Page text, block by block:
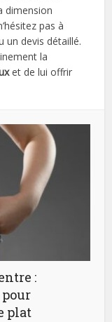
dimension
pas à
un devis détaillé.
la
et de lui offrir
:
plat